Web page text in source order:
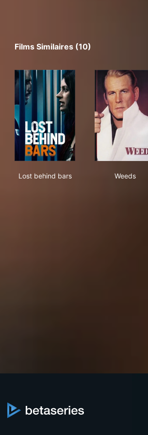
Films Similaires (10)
Lost behind bars
Weeds